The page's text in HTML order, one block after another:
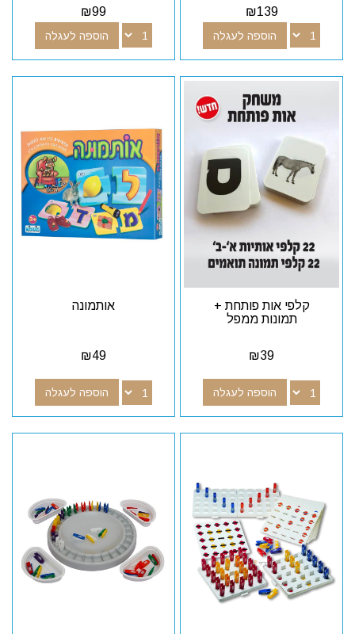
₪139
הוספה לעגלה
₪99
הוספה לעגלה
קלפי אות פותחת +
תמונות ממפל
₪39
הוספה לעגלה
אותמונה
₪49
הוספה לעגלה